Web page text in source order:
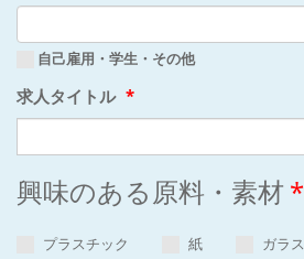
自己雇用・学生・その他
求人タイトル *
興味のある原料・素材 *
プラスチック 紙 ガラス